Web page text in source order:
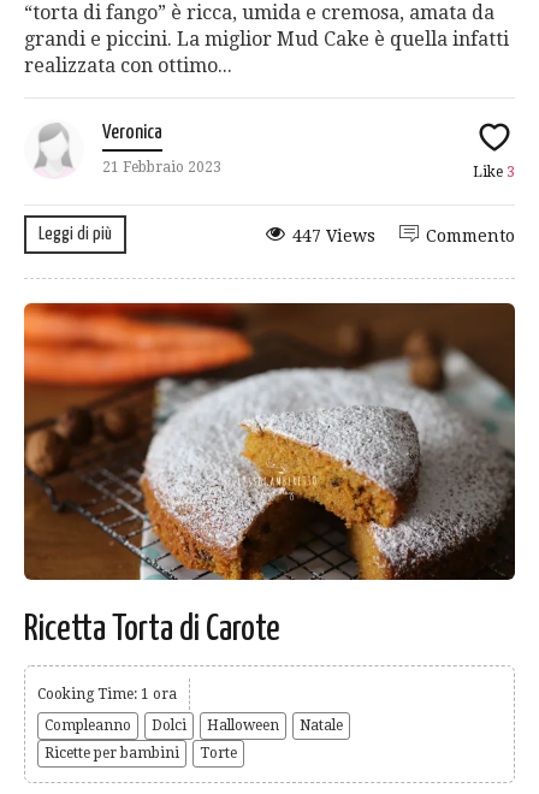
“torta di fango” è ricca, umida e cremosa, amata da
grandi e piccini. La miglior Mud Cake è quella infatti
realizzata con ottimo...
Veronica
21 Febbraio 2023 Like 3
Leggi di più Commento
447 Views
Ricetta Torta di Carote
Cooking Time: 1 ora
Compleanno
Dolci Halloween
Natale
Ricette per bambini
Torte